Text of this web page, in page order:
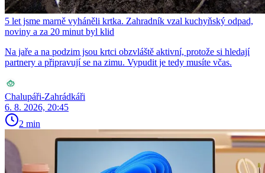
5 let jsme marně vyháněli krtka. Zahradník vzal kuchyňský odpad,
noviny a za 20 minut byl klid
Na jaře a na podzim jsou krtci obzvláště aktivní, protože si hledají
partnery a připravují se na zimu. Vypudit je tedy musíte včas.
Chalupáři-Zahrádkáři
6. 8. 2026, 20:45
2 min